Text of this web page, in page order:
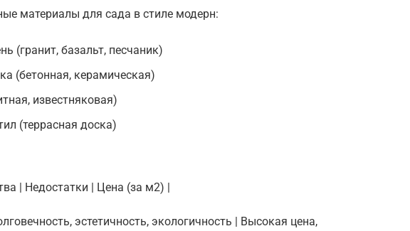
материалы для сада в стиле модерн:
(гранит, базальт, песчаник)
(бетонная, керамическая)
известняковая)
(террасная доска)
| Недостатки | Цена (за м2) |
эстетичность, экологичность | Высокая цена,